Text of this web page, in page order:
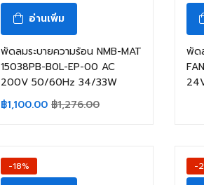
อ่านเพิ่ม
พัดลมระบายความร้อน NMB-MAT
15038PB-B0L-EP-00 AC
200V 50/60Hz 34/33W
฿1,100.00 ฿1,276.00
พัด
-18% -